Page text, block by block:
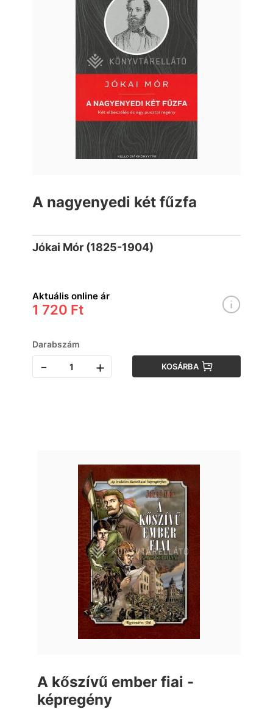
A nagyenyedi két fűzfa
Jókai Mór (1825-1904)
Aktuális online ár
1 720 Ft
Darabszám
- + KOSÁRBA
A kőszívű ember fiai -
képregény